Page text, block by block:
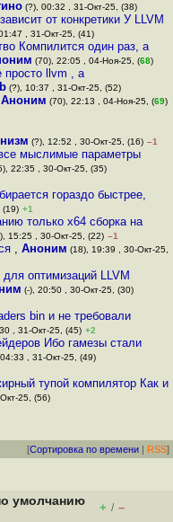
(?), 00:32 , 31-Окт-25, (38)
от конкретики У LLVM
, 31-Окт-25, (41)
Компилится один раз, а
(70), 22:05 , 04-Ноя-25, (68)
просто llvm , а
(?), 10:37 , 31-Окт-25, (52)
Аноним (70), 22:13 , 04-Ноя-25, (69)
(?), 12:52 , 30-Окт-25, (16) –1
мыслимые параметры
22:35 , 30-Окт-25, (35)
гораздо быстрее,
(19) +1
только х64 сборка на
15:25 , 30-Окт-25, (22) –1
, Аноним (18), 19:39 , 30-Окт-25,
оптимизаций LLVM
(-), 20:50 , 30-Окт-25, (30)
bin и не требовали
, 31-Окт-25, (45) +2
Ибо гамезы стали
, 31-Окт-25, (49)
тупой компилятор Как и
25, (56)
[Сортировка по времени | RSS]
умолчанию
+ / –